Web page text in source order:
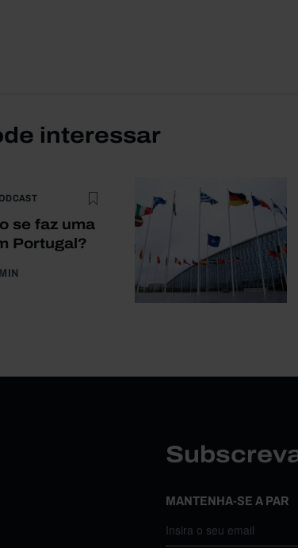
interessar
se faz uma
Portugal?
MANTENHA-SE A PAR